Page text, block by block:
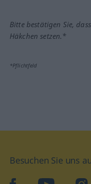
Bitte bestätigen Sie,
Häkchen setzen.*
*Pflichtfeld
Besuchen Sie uns